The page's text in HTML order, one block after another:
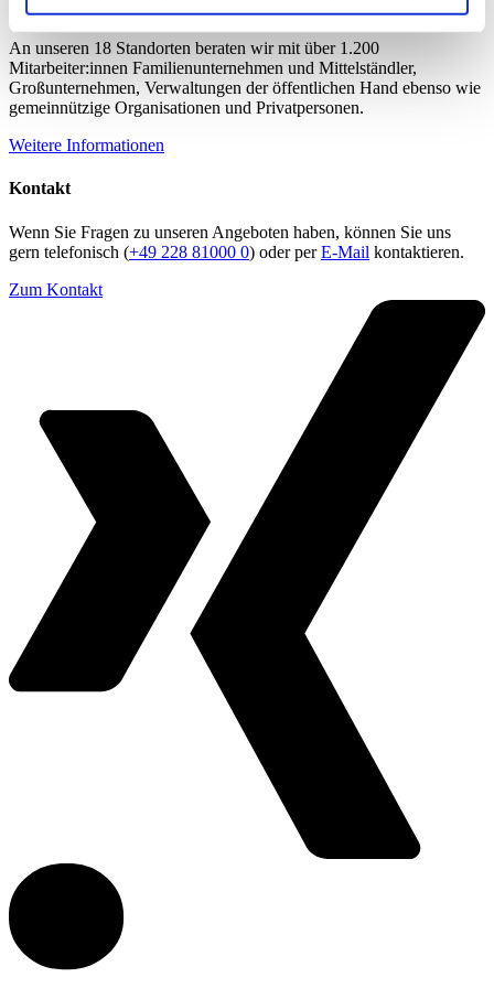
An unseren 18 Standorten beraten wir mit über 1.200
Mitarbeiter:innen Familienunternehmen und Mittelständler,
Großunternehmen, Verwaltungen der öffentlichen Hand ebenso wie
gemeinnützige Organisationen und Privatpersonen.
Weitere Informationen
Kontakt
Wenn Sie Fragen zu unseren Angeboten haben, können Sie uns
gern telefonisch (+49 228 81000 0) oder perE-Mail kontaktieren.
Zum Kontakt